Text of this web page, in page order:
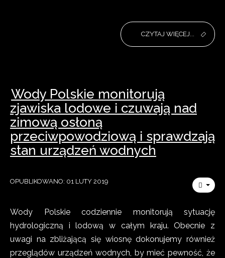
CZYTAJ WIĘCEJ...
Wody Polskie monitorują
zjawiska lodowe i czuwają nad
zimową osłoną
przeciwpowodziową i sprawdzają
stan urządzeń wodnych
OPUBLIKOWANO: 01 LUTY 2019
Wody Polskie codziennie monitorują sytuację
hydrologiczną i lodową w całym kraju. Obecnie z
uwagi na zbliżającą się wiosnę dokonujemy również
przeglądów urządzeń wodnych, by mieć pewność, że